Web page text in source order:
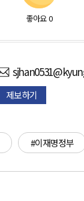
좋아요 0
제보하기
#이재명정부